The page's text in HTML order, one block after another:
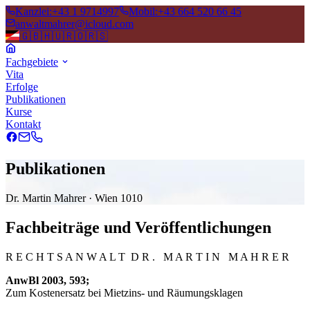
Kanzlei:+43 1 9714997 Mobil:+43 664 520 66 45
anwaltmahrer@icloud.com
🇬🇧🇭🇺🇷🇴🇷🇸
Fachgebiete
Vita
Erfolge
Publikationen
Kurse
Kontakt
Publikationen
Dr. Martin Mahrer · Wien 1010
Fachbeiträge und Veröffentlichungen
R E C H T S A N W A L T D R . M A R T I N M A H R E R
AnwBl 2003, 593;
Zum Kostenersatz bei Mietzins- und Räumungsklagen